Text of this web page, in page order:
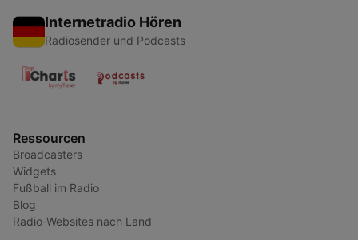
Internetradio Hören
Radiosender und Podcasts
Ressourcen
Broadcasters
Widgets
Fußball im Radio
Blog
Radio-Websites nach Land